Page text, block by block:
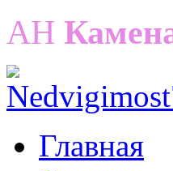
АН
Главная